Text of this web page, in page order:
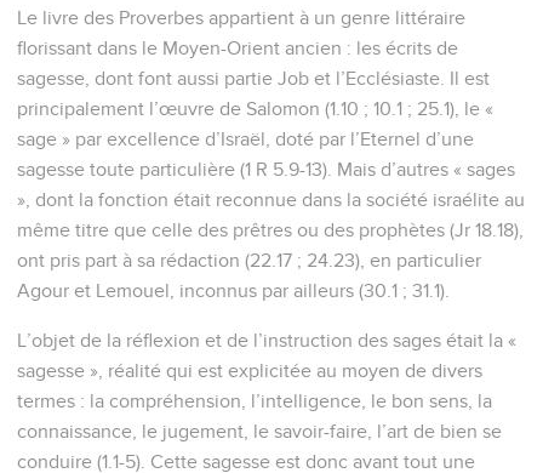
Le livre des Proverbes appartient à un genre littéraire
florissant dans le Moyen-Orient ancien : les écrits de
sagesse, dont font aussi partie Job et l’Ecclésiaste. Il est
principalement l’œuvre de Salomon (1.10 ; 10.1 ; 25.1), le «
sage » par excellence d’Israël, doté par l’Eternel d’une
sagesse toute particulière (1 R 5.9-13). Mais d’autres « sages
», dont la fonction était reconnue dans la société israélite au
même titre que celle des prêtres ou des prophètes (Jr 18.18),
ont pris part à sa rédaction (22.17 ; 24.23), en particulier
Agour et Lemouel, inconnus par ailleurs (30.1 ; 31.1).
L’objet de la réflexion et de l’instruction des sages était la «
sagesse », réalité qui est explicitée au moyen de divers
termes : la compréhension, l’intelligence, le bon sens, la
connaissance, le jugement, le savoir-faire, l’art de bien se
conduire (1.1-5). Cette sagesse est donc avant tout une